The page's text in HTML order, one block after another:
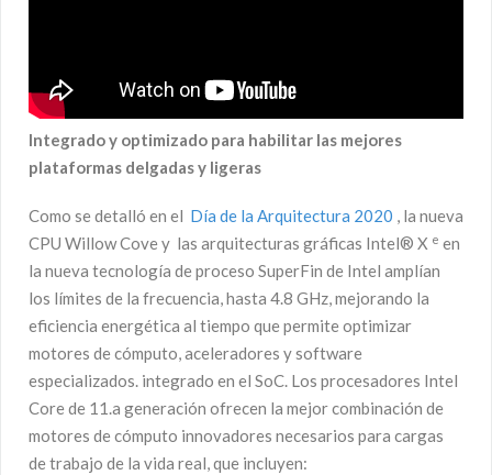
Integrado y optimizado para habilitar las mejores
plataformas delgadas y ligeras
Como se detalló en el Día de la Arquitectura 2020 , la nueva
CPU Willow Cove y las arquitecturas gráficas Intel® X e en
la nueva tecnología de proceso SuperFin de Intel amplían
los límites de la frecuencia, hasta 4.8 GHz, mejorando la
eficiencia energética al tiempo que permite optimizar
motores de cómputo, aceleradores y software
especializados. integrado en el SoC. Los procesadores Intel
Core de 11.a generación ofrecen la mejor combinación de
motores de cómputo innovadores necesarios para cargas
de trabajo de la vida real, que incluyen: